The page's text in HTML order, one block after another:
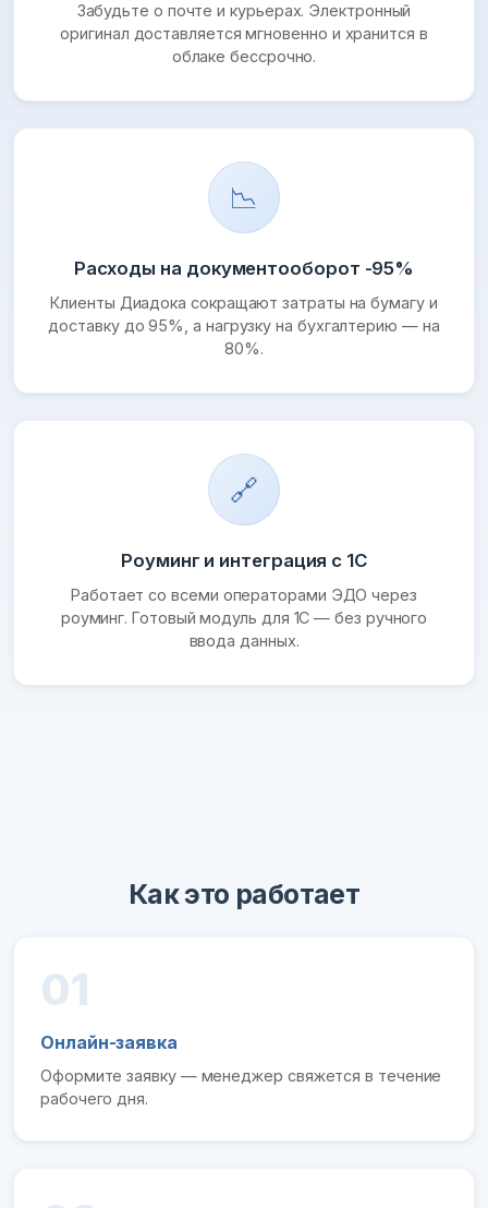
Забудьте о почте и курьерах. Электронный
оригинал доставляется мгновенно и хранится в
облаке бессрочно.
📉
Расходы на документооборот -95%
Клиенты Диадока сокращают затраты на бумагу и
доставку до 95%, а нагрузку на бухгалтерию — на
80%.
🔗
Роуминг и интеграция с 1С
Работает со всеми операторами ЭДО через
роуминг. Готовый модуль для 1С — без ручного
ввода данных.
Как это работает
01
Онлайн-заявка
Оформите заявку — менеджер свяжется в течение
рабочего дня.